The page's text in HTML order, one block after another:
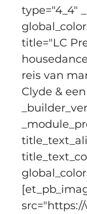
type="4_4"
title="LC
reis van
Clyde &